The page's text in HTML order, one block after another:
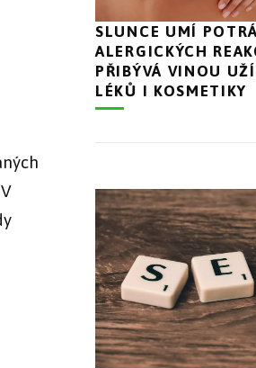
SLUNCE UMÍ
ALERGICKÝCH
PŘIBÝVÁ VINOU
LÉKŮ I KOSMETIKY